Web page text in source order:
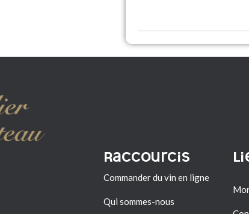
Raccourcis
Commander du vin en ligne
Qui sommes-nous